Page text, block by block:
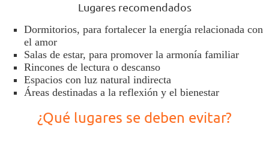
Lugares recomendados
Dormitorios, para fortalecer la energía relacionada con
el amor
Salas de estar, para promover la armonía familiar
Rincones de lectura o descanso
Espacios con luz natural indirecta
Áreas destinadas a la reflexión y el bienestar
¿Qué lugares se deben evitar?